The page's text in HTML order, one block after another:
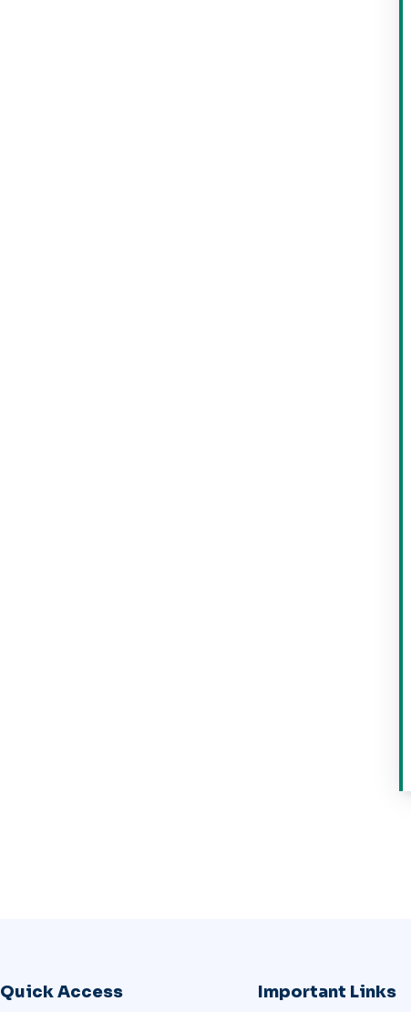
Quick Access Important Links